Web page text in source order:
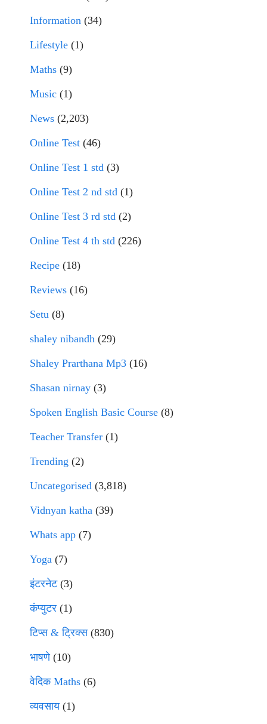
Information (34)
Lifestyle (1)
Maths (9)
Music (1)
News (2,203)
Online Test (46)
Online Test 1 std (3)
Online Test 2 nd std (1)
Online Test 3 rd std (2)
Online Test 4 th std (226)
Recipe (18)
Reviews (16)
Setu (8)
shaley nibandh (29)
Shaley Prarthana Mp3 (16)
Shasan nirnay (3)
Spoken English Basic Course (8)
Teacher Transfer (1)
Trending (2)
Uncategorised (3,818)
Vidnyan katha (39)
Whats app (7)
Yoga (7)
इंटरनेट(3)
कंप्युटर (1)
टिप्स & ट्रिक्स(830)
भाषणे(10)
वेदिक Maths (6)
व्यवसाय(1)